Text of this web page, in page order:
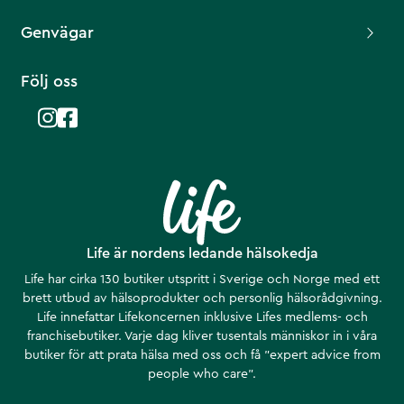
Life är nordens ledande hälsokedja
Life har cirka 130 butiker utspritt i Sverige och Norge med ett
brett utbud av hälsoprodukter och personlig hälsorådgivning.
Life innefattar Lifekoncernen inklusive Lifes medlems- och
franchisebutiker. Varje dag kliver tusentals människor in i våra
butiker för att prata hälsa med oss och få ”expert advice from
people who care”.
Genvägar
Följ oss